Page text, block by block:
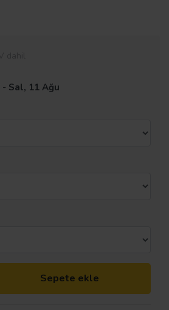
- Sal, 11 Ağu
Sepete ekle